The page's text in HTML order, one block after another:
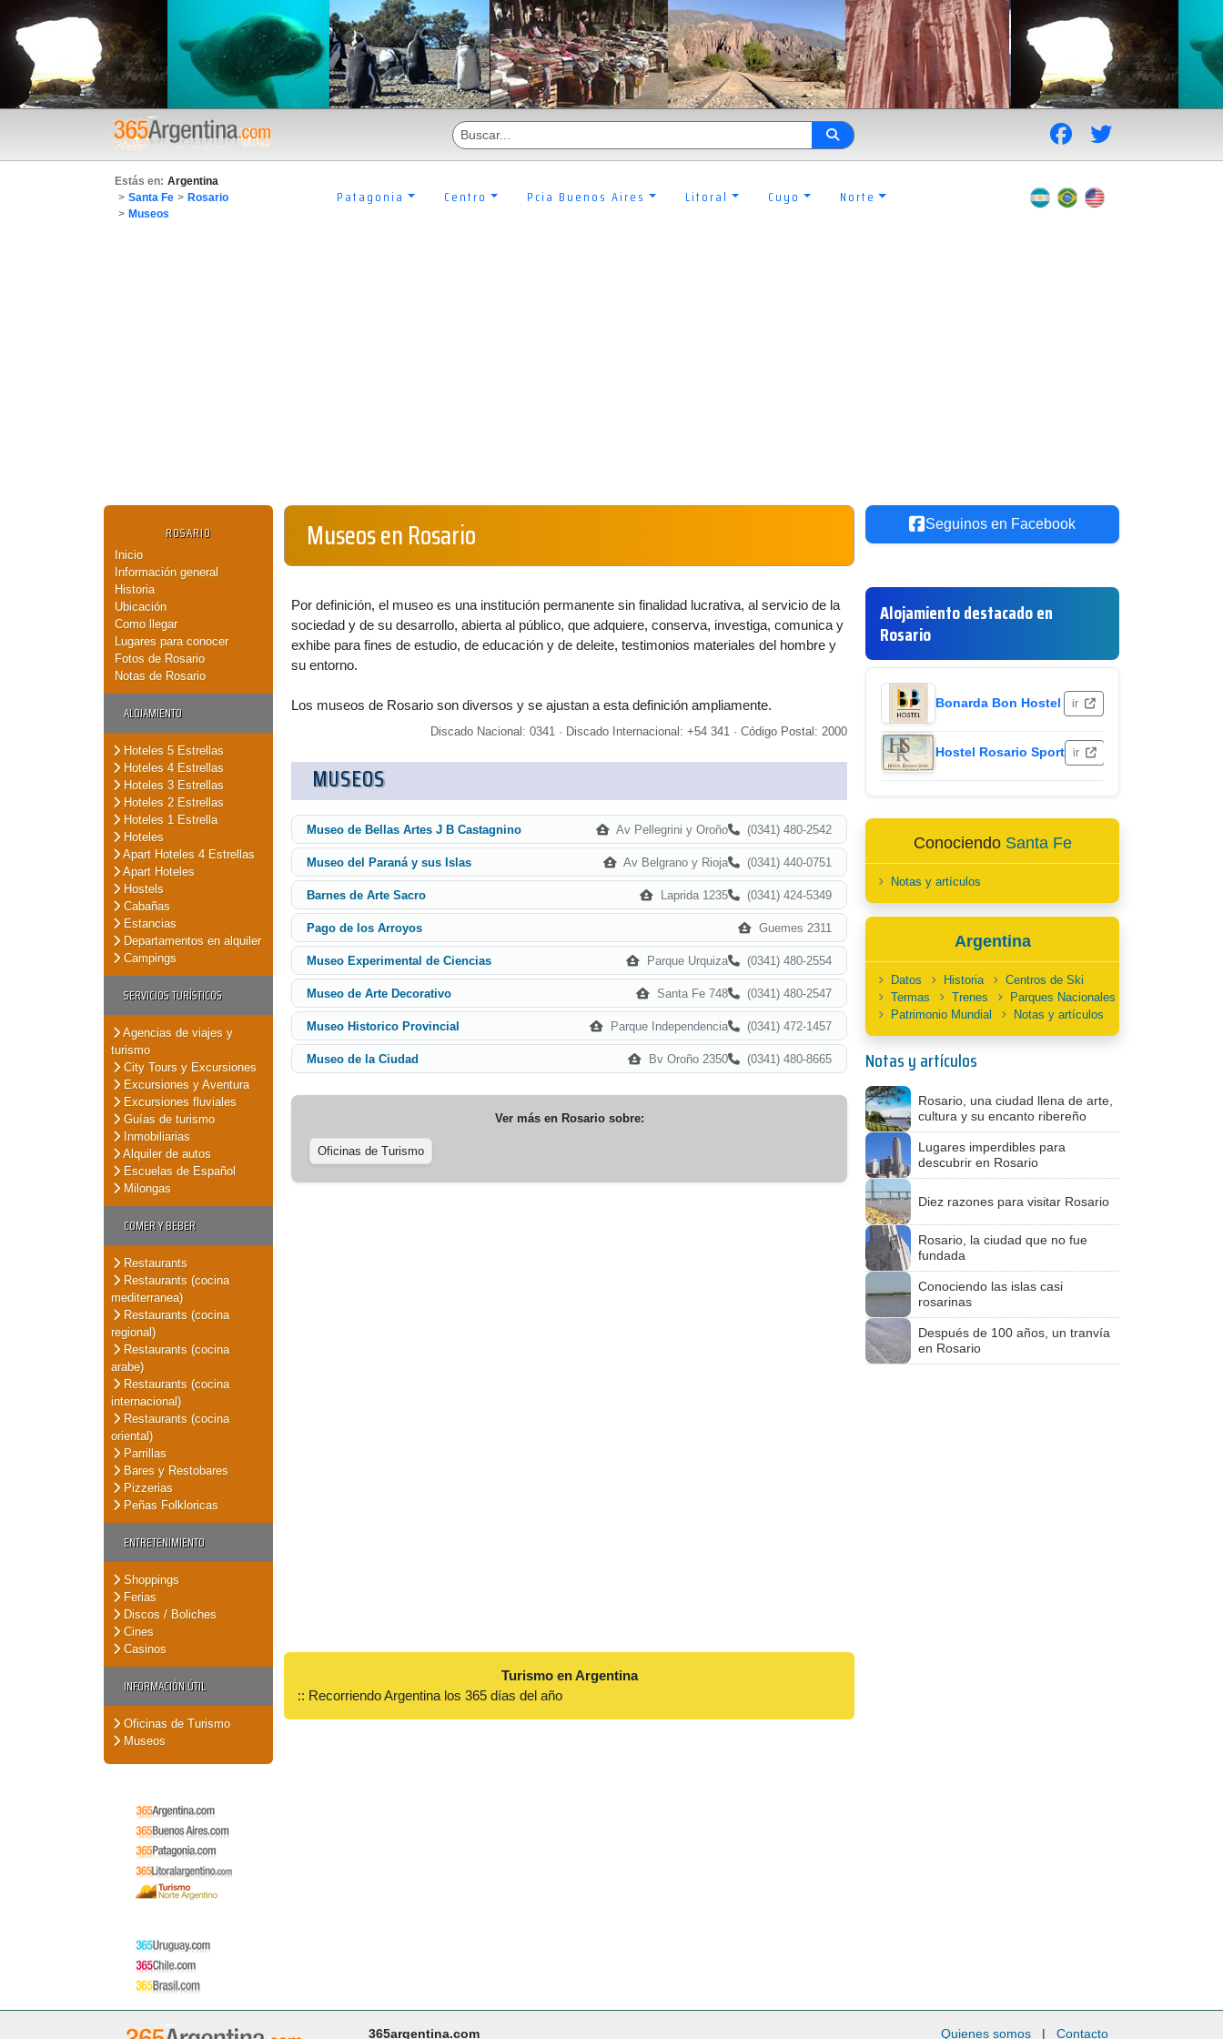
Estás en: Argentina
> Santa Fe > Rosario
> Museos
Patagonia Centro Pcia Buenos Aires Litoral Cuyo Norte
ROSARIO
Inicio
Información general
Historia
Ubicación
Como llegar
Lugares para conocer
Fotos de Rosario
Notas de Rosario
ALOJAMIENTO
Hoteles 5 Estrellas
Hoteles 4 Estrellas
Hoteles 3 Estrellas
Hoteles 2 Estrellas
Hoteles 1 Estrella
Hoteles
Apart Hoteles 4 Estrellas
Apart Hoteles
Hostels
Cabañas
Estancias
Departamentos en alquiler
Campings
SERVICIOS TURÍSTICOS
Agencias de viajes y
turismo
City Tours y Excursiones
Excursiones y Aventura
Excursiones fluviales
Guías de turismo
Inmobiliarias
Alquiler de autos
Escuelas de Español
Milongas
COMER Y BEBER
Restaurants
Restaurants (cocina
mediterranea)
Restaurants (cocina
regional)
Restaurants (cocina
arabe)
Restaurants (cocina
internacional)
Restaurants (cocina
oriental)
Parrillas
Bares y Restobares
Pizzerias
Peñas Folkloricas
ENTRETENIMIENTO
Shoppings
Ferias
Discos / Boliches
Cines
Casinos
INFORMACIÓN ÚTIL
Oficinas de Turismo
Museos
Museos en Rosario
Por definición, el museo es una institución permanente sin finalidad lucrativa, al servicio de la
sociedad y de su desarrollo, abierta al público, que adquiere, conserva, investiga, comunica y
exhibe para fines de estudio, de educación y de deleite, testimonios materiales del hombre y
su entorno.
Los museos de Rosario son diversos y se ajustan a esta definición ampliamente.
Discado Nacional: 0341 · Discado Internacional: +54 341 · Código Postal: 2000
MUSEOS
Museo de Bellas Artes J B Castagnino Av Pellegrini y Oroño (0341) 480-2542
Museo del Paraná y sus Islas Av Belgrano y Rioja (0341) 440-0751
Barnes de Arte Sacro Laprida 1235 (0341) 424-5349
Pago de los Arroyos Guemes 2311
Museo Experimental de Ciencias Parque Urquiza (0341) 480-2554
Museo de Arte Decorativo Santa Fe 748 (0341) 480-2547
Museo Historico Provincial Parque Independencia (0341) 472-1457
Museo de la Ciudad Bv Oroño 2350 (0341) 480-8665
Ver más en Rosariosobre:
Oficinas de Turismo
Turismo en Argentina
:: Recorriendo Argentina los 365 días del año
Seguinos en Facebook
Alojamiento destacado en
Rosario
Bonarda Bon Hostel ir
Hostel Rosario Sport ir
Conociendo Santa Fe
Notas y artículos
Argentina
Datos Historia
Centros de Ski
Termas
Trenes
Parques Nacionales
Patrimonio Mundial
Notas y artículos
Notas y artículos
Rosario, una ciudad llena de arte,
cultura y su encanto ribereño
Lugares imperdibles para
descubrir en Rosario
Diez razones para visitar Rosario
Rosario, la ciudad que no fue
fundada
Conociendo las islas casi
rosarinas
Después de 100 años, un tranvía
en Rosario
365argentina.com Quienes somos | Contacto